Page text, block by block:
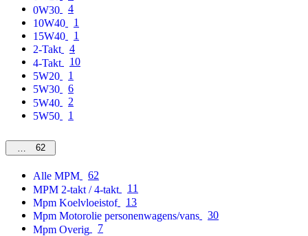
0W30
4
10W40
1
15W40
1
2-Takt
4
4-Takt
10
5W20
1
5W30
6
5W40
2
5W50
1
MPM62
Alle MPM
62
MPM 2-takt / 4-takt
11
Mpm Koelvloeistof
13
Mpm Motorolie personenwagens/vans
30
Mpm Overig
7